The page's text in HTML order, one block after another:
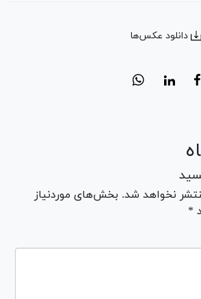
دانلود عکس‌ها
نخواهد شد. بخش‌های موردنیاز
*